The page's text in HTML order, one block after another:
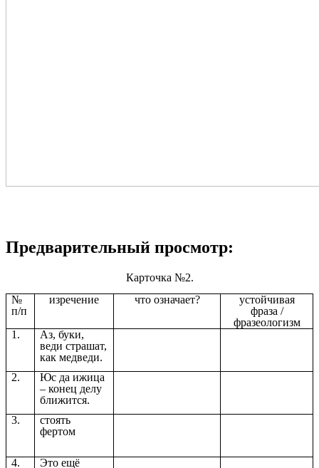
Предварительный просмотр:
Карточка №2.
№
п/п
изречение что означает?
устойчивая
фраза /
фразеологизм
1.
Аз, буки,
веди страшат,
как медведи.
2.
Юс да ижица
– конец делу
ближится.
3.
стоять
фертом
4. Это ещё